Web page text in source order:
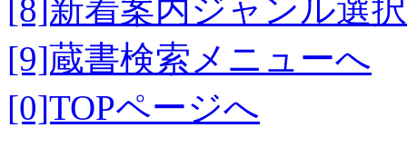
[8]新着案内ジャンル選
[9]蔵書検索メニューへ
[0]TOPページへ